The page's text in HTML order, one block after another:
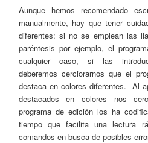
Aunque hemos recomendado
manualmente, hay que tener
diferentes: si no se emplean las
paréntesis por ejemplo, el
cualquier caso, si las
deberemos cerciorarnos que el
destaca en colores diferentes. Al
destacados en colores nos
programa de edición los ha
tiempo que facilita una lectura
comandos en busca de posibles